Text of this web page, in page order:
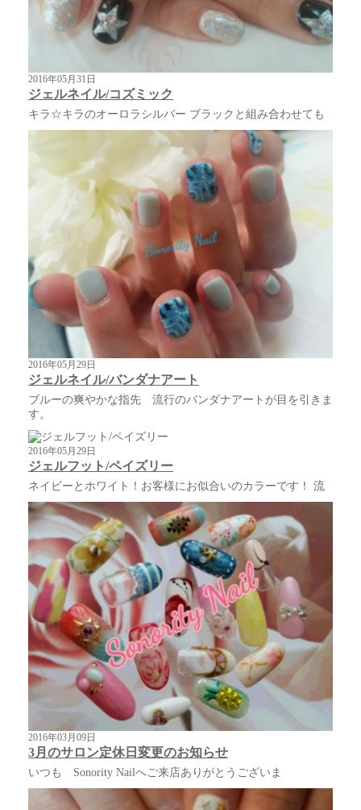
2016年05月31日
ジェルネイル/コズミック
キラ☆キラのオーロラシルバー ブラックと組み合わせても
2016年05月29日
ジェルネイル/バンダナアート
ブルーの爽やかな指先 流行のバンダナアートが目を引きま
す。
2016年05月29日
ジェルフット/ペイズリー
ネイビーとホワイト！お客様にお似合いのカラーです！ 流
2016年03月09日
3月のサロン定休日変更のお知らせ
いつも Sonority Nailへご来店ありがとうございま